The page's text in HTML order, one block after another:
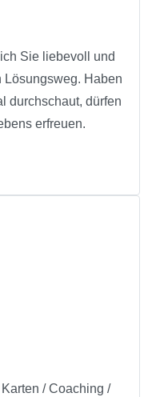
Sie liebevoll und
Lösungsweg. Haben
durchschaut, dürfen
erfreuen.
/ Coaching /